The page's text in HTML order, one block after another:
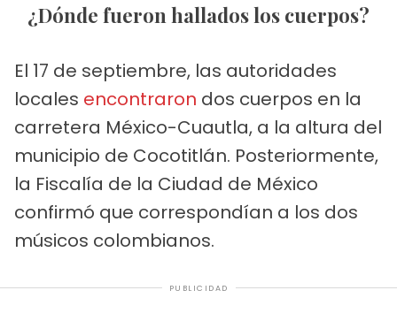
¿Dónde fueron hallados los cuerpos?
El 17 de septiembre, las autoridades
locales encontraron dos cuerpos en la
carretera México-Cuautla, a la altura del
municipio de Cocotitlán. Posteriormente,
la Fiscalía de la Ciudad de México
confirmó que correspondían a los dos
músicos colombianos.
PUBLICIDAD